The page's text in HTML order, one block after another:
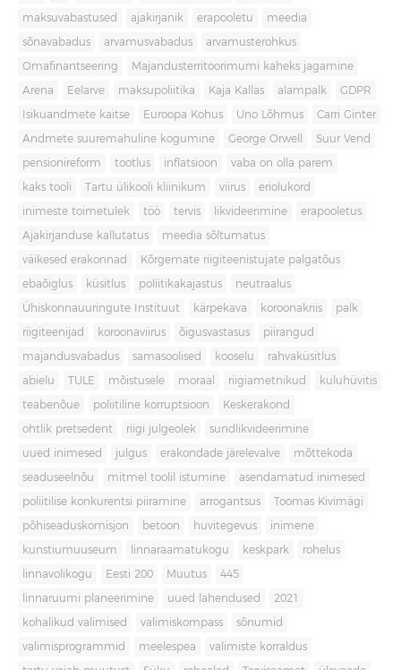
maksuvabastused ajakirjanik erapooletu meedia
sõnavabadus arvamusvabadus arvamusterohkus
Omafinantseering Majandusterritoorimumi kaheks jagamine
Arena Eelarve maksupoliitika Kaja Kallas alampalk GDPR
Isikuandmete kaitse Euroopa Kohus Uno Lõhmus Carri Ginter
Andmete suuremahuline kogumine George Orwell Suur Vend
pensionireform tootlus inflatsioon vaba on olla parem
kaks tooli Tartu ülikooli kliinikum viirus eriolukord
inimeste toimetulek töö tervis likvideerimine erapooletus
Ajakirjanduse kallutatus meedia sõltumatus
väikesed erakonnad Kõrgemate riigiteenistujate palgatõus
ebaõiglus küsitlus poliitikakajastus neutraalus
Ühiskonnauuringute Instituut kärpekava koroonakriis palk
riigiteenijad koroonaviirus õigusvastasus piirangud
majandusvabadus samasoolised kooselu rahvaküsitlus
abielu TULE mõistusele moraal riigiametnikud kuluhüvitis
teabenõue poliitiline korruptsioon Keskerakond
ohtlik pretsedent riigi julgeolek sundlikvideerimine
uued inimesed julgus erakondade järelevalve mõttekoda
seaduseelnõu mitmel toolil istumine asendamatud inimesed
poliitilise konkurentsi piiramine arrogantsus Toomas Kivimägi
põhiseaduskomisjon betoon huvitegevus inimene
kunstiumuuseum linnaraamatukogu keskpark rohelus
linnavolikogu Eesti 200 Muutus 445
linnaruumi planeerimine uued lahendused 2021
kohalikud valimised valimiskompass sõnumid
valimisprogrammid meelespea valimiste korraldus